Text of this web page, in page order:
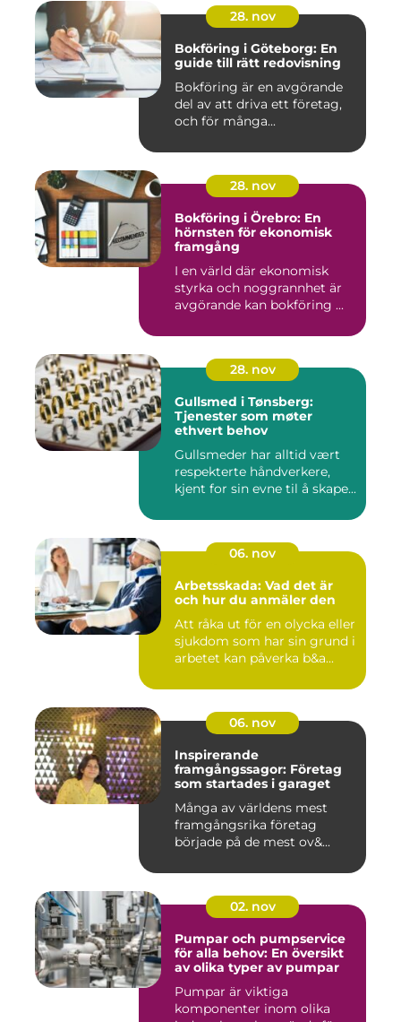
28. nov
Bokföring i Göteborg: En
guide till rätt redovisning
Bokföring är en avgörande
del av att driva ett företag,
och för många...
28. nov
Bokföring i Örebro: En
hörnsten för ekonomisk
framgång
I en värld där ekonomisk
styrka och noggrannhet är
avgörande kan bokföring ...
28. nov
Gullsmed i Tønsberg:
Tjenester som møter
ethvert behov
Gullsmeder har alltid vært
respekterte håndverkere,
kjent for sin evne til å skape...
06. nov
Arbetsskada: Vad det är
och hur du anmäler den
Att råka ut för en olycka eller
sjukdom som har sin grund i
arbetet kan påverka b&a...
06. nov
Inspirerande
framgångssagor: Företag
som startades i garaget
Många av världens mest
framgångsrika företag
började på de mest ov&...
02. nov
Pumpar och pumpservice
för alla behov: En översikt
av olika typer av pumpar
Pumpar är viktiga
komponenter inom olika